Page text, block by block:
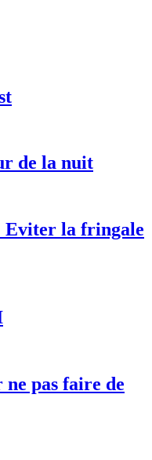
de la nuit
Eviter la fringale
ne pas faire de